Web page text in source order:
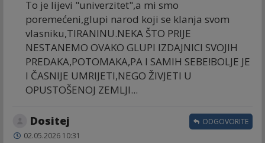
To je lijevi "univerzitet",a mi smo
poremećeni,glupi narod koji se klanja svom
vlasniku,TIRANINU.NEKA ŠTO PRIJE
NESTANEMO OVAKO GLUPI IZDAJNICI SVOJIH
PREDAKA,POTOMAKA,PA I SAMIH SEBE!BOLJE JE
I ČASNIJE UMRIJETI,NEGO ŽIVJETI U
OPUSTOŠENOJ ZEMLJI...
Dositej
02.05.2026 10:31
ODGOVORITE